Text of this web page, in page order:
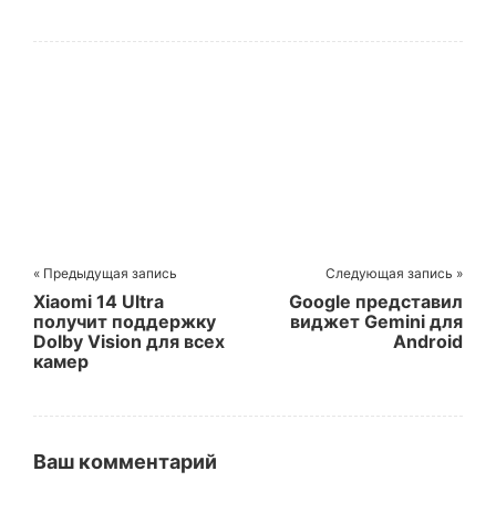
« Предыдущая запись
Xiaomi 14 Ultra
получит поддержку
Dolby Vision для всех
камер
Следующая запись »
Google представил
виджет Gemini для
Android
Ваш комментарий